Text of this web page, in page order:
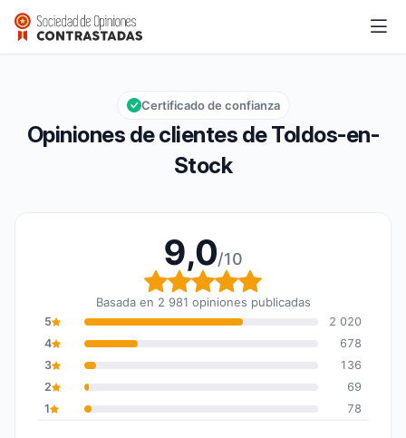
Toldos-en-Stock
Calificación global: 9,0 de 10
9,0/10
Opiniones de clientes de Toldos-en-
Stock
Certificado de confianza
9,0/10
Calificación global: 9,0
Basada en 2 981 opiniones publicadas
5
2 020
4
678
3
136
2
69
1
78